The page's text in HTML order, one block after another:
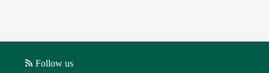
Follow us